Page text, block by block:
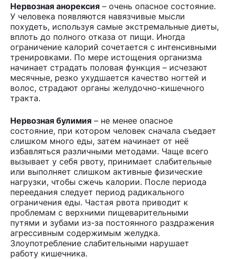
Нервозная анорексия – очень опасное состояние.
У человека появляются навязчивые мысли
похудеть, используя самые экстремальные диеты,
вплоть до полного отказа от пищи. Иногда
ограничение калорий сочетается с интенсивными
тренировками. По мере истощения организма
начинает страдать половая функция – исчезают
месячные, резко ухудшается качество ногтей и
волос, страдают органы желудочно-кишечного
тракта.
Нервозная булимия – не менее опасное
состояние, при котором человек сначала съедает
слишком много еды, затем начинает от неё
избавляться различными методами. Чаще всего
вызывает у себя рвоту, принимает слабительные
или выполняет слишком активные физические
нагрузки, чтобы сжечь калории. После периода
переедания следует период радикального
ограничения еды. Частая рвота приводит к
проблемам с верхними пищеварительными
путями и зубами из-за постоянного раздражения
агрессивным содержимым желудка.
Злоупотребление слабительными нарушает
работу кишечника.